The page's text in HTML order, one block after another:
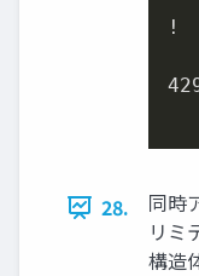
!
28.
同時
リミ
構造